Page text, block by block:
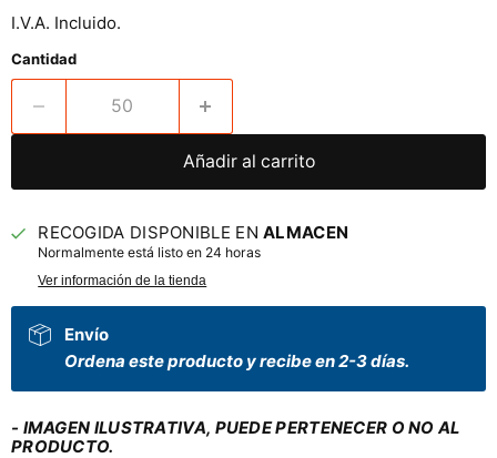
I.V.A. Incluido.
Cantidad
Añadir al carrito
RECOGIDA DISPONIBLE ENALMACEN
Normalmente está listo en 24 horas
Ver información de la tienda
Envío
Ordena este producto y recibe en 2-3 días.
- IMAGEN ILUSTRATIVA, PUEDE PERTENECER O NO AL
PRODUCTO.